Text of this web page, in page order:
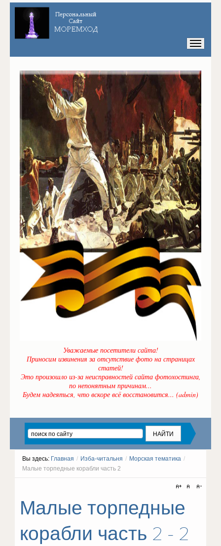
Уважаемые посетители сайта!
Приносим извинения за отсутствие фото на страницах
статей!
Это произошло из-за неисправностей сайта фотохостинга,
по непонятным причинам...
Будем надеяться, что вскоре всё восстановится... (admin)
Вы здесь: Главная / Изба-читальня / Морская тематика /
Малые торпедные корабли часть 2
Малые торпедные
корабли часть 2 - 2